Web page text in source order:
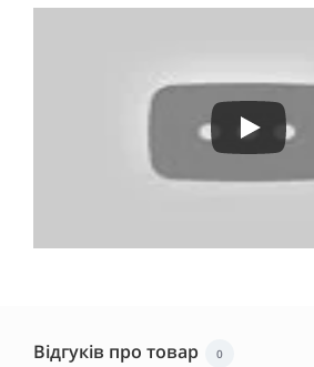
Відгуків про товар 0